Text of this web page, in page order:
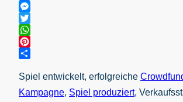
Facebook
Messenger
Twitter
WhatsApp
Pinterest
Spiel entwickelt, erfolgreiche
Kampagne, Spiel produziert,